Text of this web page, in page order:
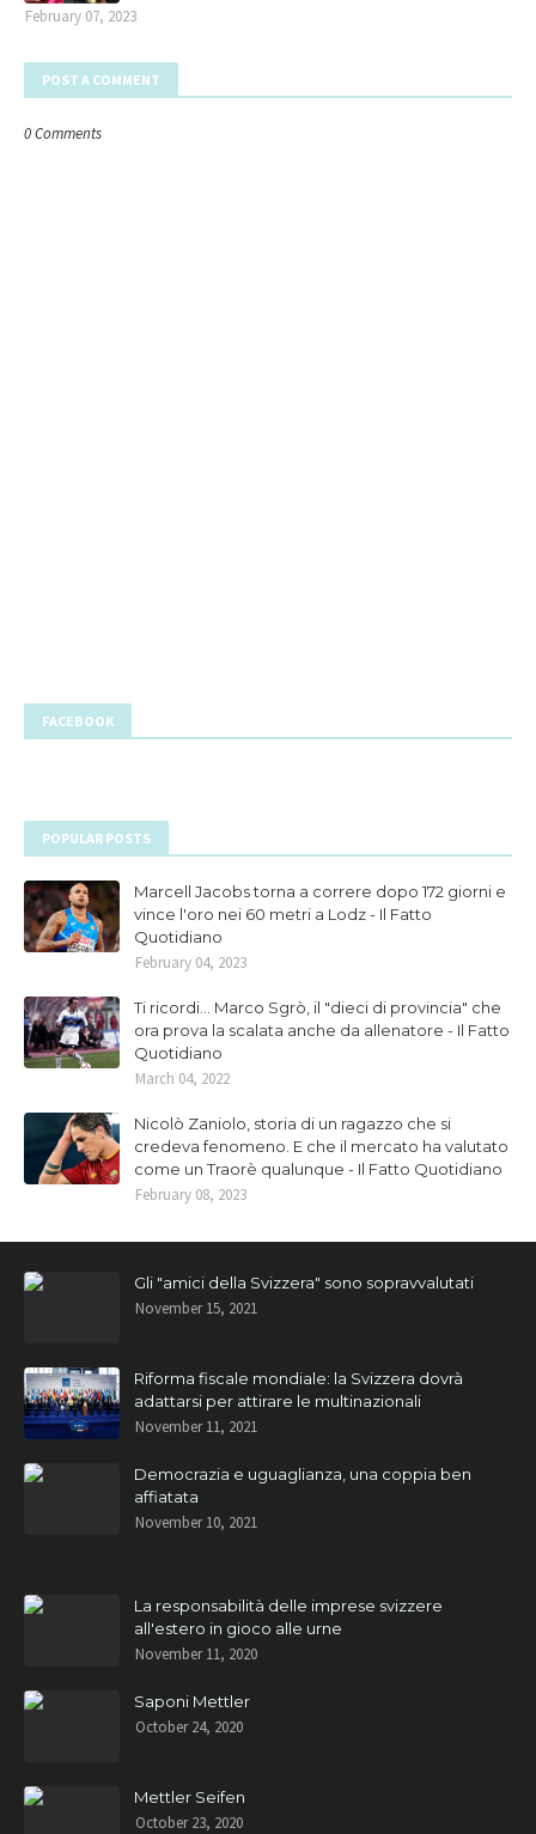
February 07, 2023
POST A COMMENT
0 Comments
FACEBOOK
POPULAR POSTS
Marcell Jacobs torna a correre dopo 172 giorni e
vince l'oro nei 60 metri a Lodz - Il Fatto
Quotidiano
February 04, 2023
Ti ricordi... Marco Sgrò, il "dieci di provincia" che
ora prova la scalata anche da allenatore - Il Fatto
Quotidiano
March 04, 2022
Nicolò Zaniolo, storia di un ragazzo che si
credeva fenomeno. E che il mercato ha valutato
come un Traorè qualunque - Il Fatto Quotidiano
February 08, 2023
Gli "amici della Svizzera" sono sopravvalutati
November 15, 2021
Riforma fiscale mondiale: la Svizzera dovrà
adattarsi per attirare le multinazionali
November 11, 2021
Democrazia e uguaglianza, una coppia ben
affiatata
November 10, 2021
La responsabilità delle imprese svizzere
all'estero in gioco alle urne
November 11, 2020
Saponi Mettler
October 24, 2020
Mettler Seifen
October 23, 2020